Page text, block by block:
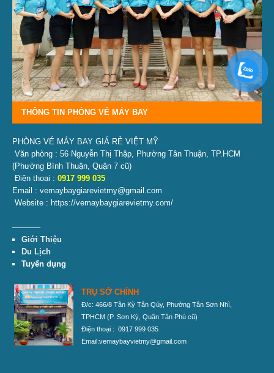
THÔNG TIN PHÒNG VÉ MÁY BAY
PHÒNG VÉ MÁY BAY GIÁ RẺ VIỆT MỸ
Văn phòng : 56 Nguyễn Thị Thập, Phường Tân Thuận, TP.HCM
(Phường Bình Thuận, Quận 7 cũ)
Điện thoại : 0917 999 035
Email : vemaybaygiarevietmy@gmail.com
Website : https://vemaybaygiarevietmy.com/
———–
Giới Thiệu
Du Lịch
Tuyển dụng
TRỤ SỞ CHÍNH
Đ/c: 466/8 Tân Kỳ Tân Qúy, Phường Tân Sơn Nhì,
TPHCM (P. Sơn Kỳ, Quận Tân Phú cũ)
Điện thoại : 0917 999 035
Email:vemaybayvietmy@gmail.com